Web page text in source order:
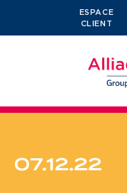
ESPACE
CLIENT
07.12.22